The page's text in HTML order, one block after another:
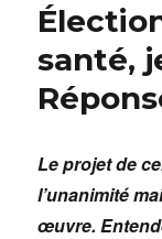
santé,
Le projet de
l’unanimité
œuvre.